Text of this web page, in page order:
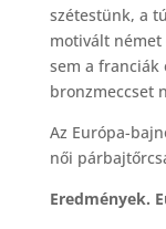
szétestünk, a
motivált német
sem a franciák
bronzmeccset
Az Európa-
női
Eredmények.